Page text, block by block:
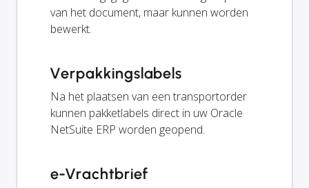
van het document, maar kunnen worden
bewerkt.
Verpakkingslabels
Na het plaatsen van een transportorder
kunnen pakketlabels direct in uw Oracle
NetSuite ERP worden geopend.
e-Vrachtbrief